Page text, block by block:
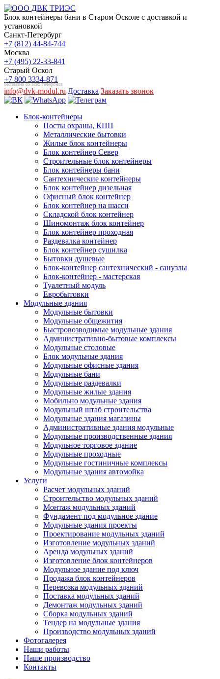
Блок контейнеры бани в Старом Осколе с доставкой и
установкой
Санкт-Петербург
+7 (812) 44-84-744
Москва
+7 (495) 22-33-841
Старый Оскол
+7 800 3334-871
бесплатно со всех телефонов
info@dvk-modul.ru Доставка Заказать звонок
Блок-контейнеры
Посты охраны, КПП
Металлические бытовки
Жилые блок контейнеры
Блок контейнер Север
Строительные блок контейнеры
Блок контейнеры бани
Сантехнические контейнеры
Блок контейнер дизельная
Офисный блок контейнер
Блок контейнер на шасси
Складской блок контейнер
Шиномонтаж блок контейнер
Блок контейнер проходная
Раздевалка контейнер
Блок контейнер сушилка
Бытовки душевые
Блок-контейнер сантехнический - санузлы
Блок-контейнер - мастерская
Туалетный модуль
Евробытовки
Модульные здания
Модульные бытовки
Модульные общежития
Быстровозводимые модульные здания
Административно-бытовые комплексы
Модульные столовые
Блок модульные здания
Модульные офисные здания
Модульные бани
Модульные раздевалки
Модульные жилые здания
Мобильно модульные здания
Модульный штаб строительства
Модульные здания магазины
Административные здания модульные
Модульные производственные здания
Модульное торговое здание
Модульные проходные
Модульные гостиничные комплексы
Модульные здания автомойка
Услуги
Расчет модульных зданий
Строительство модульных зданий
Монтаж модульных зданий
Фундамент под модульное здание
Модульные здания проекты
Проектирование модульных зданий
Изготовление модульных зданий
Аренда модульных зданий
Изготовление блок контейнеров
Модульное здание под ключ
Продажа блок контейнеров
Перевозка модульных зданий
Поставка модульных зданий
Демонтаж модульных зданий
Сборка модульных зданий
Тендер на модульные здания
Производство модульных зданий
Фотогалерея
Наши работы
Наше производство
Контакты